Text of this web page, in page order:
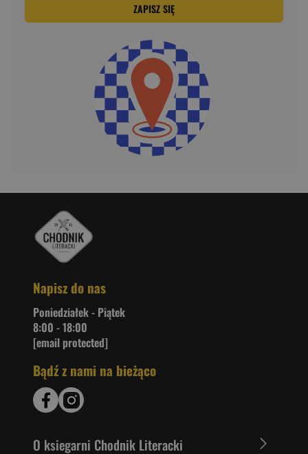
ZAPISZ SIĘ
Napisz do nas
Poniedziałek - Piątek
8:00 - 18:00
[email protected]
Bądź z nami na bieżąco
O ksiegarni Chodnik Literacki